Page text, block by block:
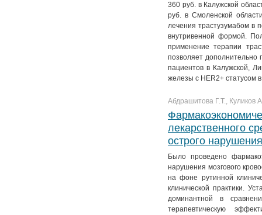
360 руб. в Калужской
руб. в Смоленской
лечения трастузумабом в
внутривенной формой.
применение терапии
позволяет дополнительно
пациентов в Калужской,
железы с HER2+ статусом
Абдрашитова Г.Т., Куликов
лекарственного
острого
Было проведено
нарушения мозгового
на фоне рутинной
клинической практики.
доминантной в
терапевтическую